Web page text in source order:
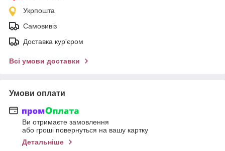
Укрпошта
Самовивіз
Доставка кур'єром
Всі умови доставки
Умови оплати
Ви отримаєте замовлення
або гроші повернуться на вашу картку
Детальніше